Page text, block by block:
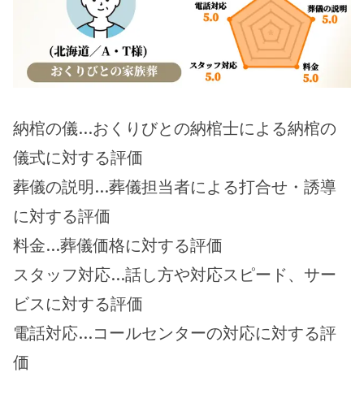
納棺の儀…おくりびとの納棺士による納棺の
儀式に対する評価
葬儀の説明…葬儀担当者による打合せ・誘導
に対する評価
料金…葬儀価格に対する評価
スタッフ対応…話し方や対応スピード、サー
ビスに対する評価
電話対応…コールセンターの対応に対する評
価